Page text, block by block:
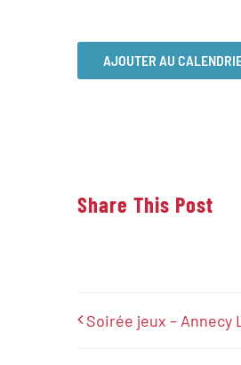
AJOUTER AU
Share This Post
Soirée jeux – Annecy